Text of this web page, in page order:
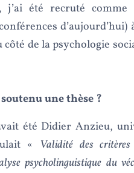
j’ai été recruté comme
de la psychologie
une thèse ?
été Didier Anzieu,
« Validité des
psycholinguistique du